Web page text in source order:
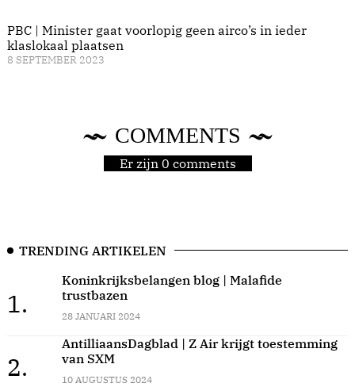
PBC | Minister gaat voorlopig geen airco’s in ieder
klaslokaal plaatsen
8 SEPTEMBER 2023
COMMENTS
Er zijn 0 comments
TRENDING ARTIKELEN
1.
Koninkrijksbelangen blog | Malafide
trustbazen
28 JANUARI 2024
2.
AntilliaansDagblad | Z Air krijgt toestemming
van SXM
10 AUGUSTUS 2024